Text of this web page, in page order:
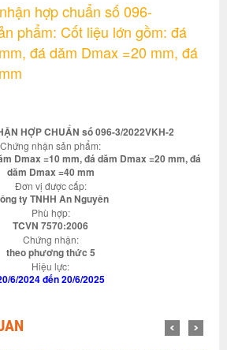
hợp chuẩn số 096-
phẩm: Cốt liệu lớn gồm: đá
đá dăm Dmax =20 mm, đá
HỢP CHUẨN số 096-3/2022VKH-2
Chứng nhận sản phẩm:
Dmax =10 mm, đá dăm Dmax =20 mm, đá
dăm Dmax =40 mm
Đơn vị được cấp:
ty TNHH An Nguyên
Phù hợp:
TCVN 7570:2006
Chứng nhận:
theo phương thức 5
Hiệu lực:
6/2024 đến 20/6/2025